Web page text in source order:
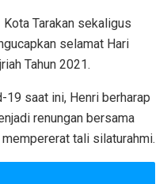
Tarakan sekaligus
selamat Hari
Tahun 2021.
saat ini, Henri berharap
renungan bersama
tali silaturahmi.